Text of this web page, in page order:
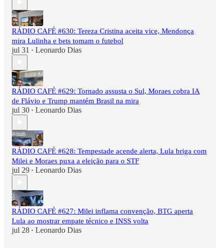
RÁDIO CAFÉ #630: Tereza Cristina aceita vice, Mendonça
mira Lulinha e bets tomam o futebol
jul 31 • Leonardo Dias
RÁDIO CAFÉ #629: Tornado assusta o Sul, Moraes cobra IA
de Flávio e Trump mantém Brasil na mira
jul 30 • Leonardo Dias
RÁDIO CAFÉ #628: Tempestade acende alerta, Lula briga com
Milei e Moraes puxa a eleição para o STF
jul 29 • Leonardo Dias
RÁDIO CAFÉ #627: Milei inflama convenção, BTG aperta
Lula ao mostrar empate técnico e INSS volta
jul 28 • Leonardo Dias